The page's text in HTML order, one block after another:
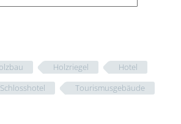
Holzriegel
Hotel
Schlosshotel Tourismusgebäude